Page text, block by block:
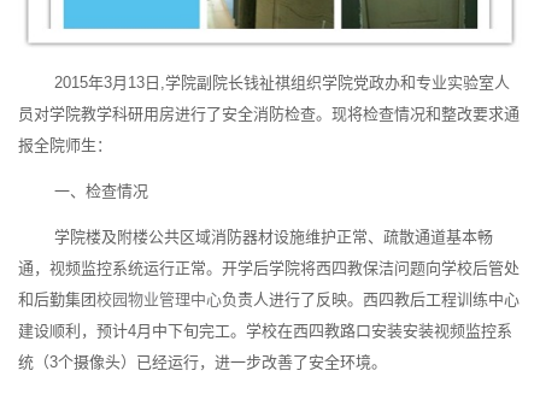
2015年3月13日,学院副院长钱祉祺组织学院党政办和专业实验室人
员对学院教学科研用房进行了安全消防检查。现将检查情况和整改要求通
报全院师生：
一、检查情况
学院楼及附楼公共区域消防器材设施维护正常、疏散通道基本畅
通，视频监控系统运行正常。开学后学院将西四教保洁问题向学校后管处
和后勤集团校园物业管理中心负责人进行了反映。西四教后工程训练中心
建设顺利，预计4月中下旬完工。学校在西四教路口安装安装视频监控系
统（3个摄像头）已经运行，进一步改善了安全环境。